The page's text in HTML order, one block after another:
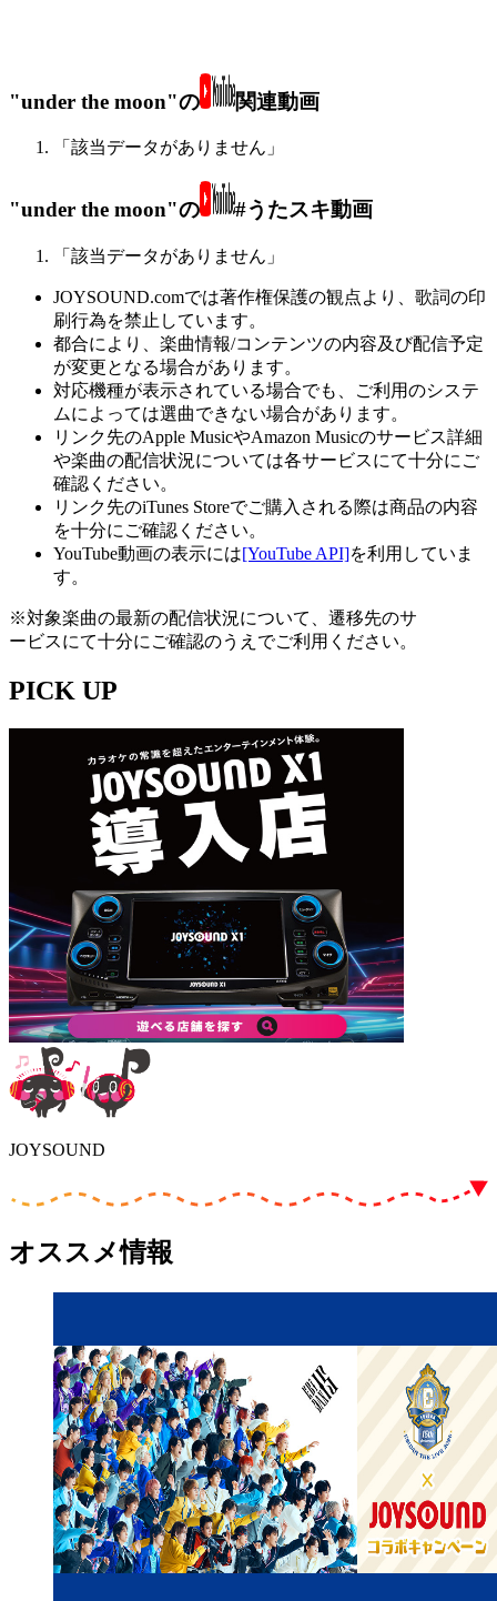
"under the moon"の 関連動画
「該当データがありません」
"under the moon"の #うたスキ動画
「該当データがありません」
JOYSOUND.comでは著作権保護の観点より、歌詞の印
刷行為を禁止しています。
都合により、楽曲情報/コンテンツの内容及び配信予定
が変更となる場合があります。
対応機種が表示されている場合でも、ご利用のシステ
ムによっては選曲できない場合があります。
リンク先のApple MusicやAmazon Musicのサービス詳細
や楽曲の配信状況については各サービスにて十分にご
確認ください。
リンク先のiTunes Storeでご購入される際は商品の内容
を十分にご確認ください。
YouTube動画の表示には[YouTube API]を利用していま
す。
※対象楽曲の最新の配信状況について、遷移先のサ
ービスにて十分にご確認のうえでご利用ください。
PICK UP
JOYSOUND
オススメ情報